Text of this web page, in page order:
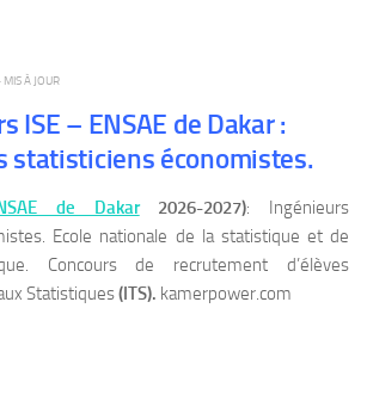
· MIS À JOUR
ISE – ENSAE de Dakar :
statisticiens économistes.
de Dakar2026-2027): Ingénieurs
Ecole nationale de la statistique et de
Concours de recrutement d’élèves
Statistiques(ITS). kamerpower.com